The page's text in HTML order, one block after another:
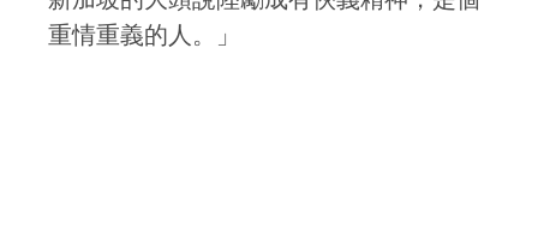
重情重義的人。」